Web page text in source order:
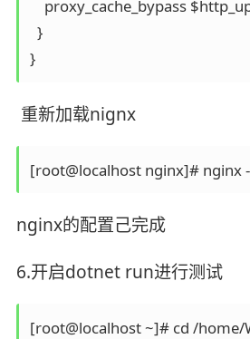
proxy_cache_bypass
  }
}
重新加载nignx
[root@localhost nginx]# nginx
nginx的配置己完成
6.开启dotnet run进行测试
[root@localhost ~]# cd /